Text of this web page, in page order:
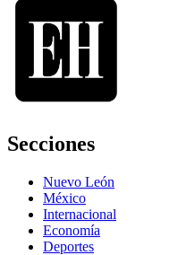
Secciones
Nuevo León
México
Internacional
Economía
Deportes